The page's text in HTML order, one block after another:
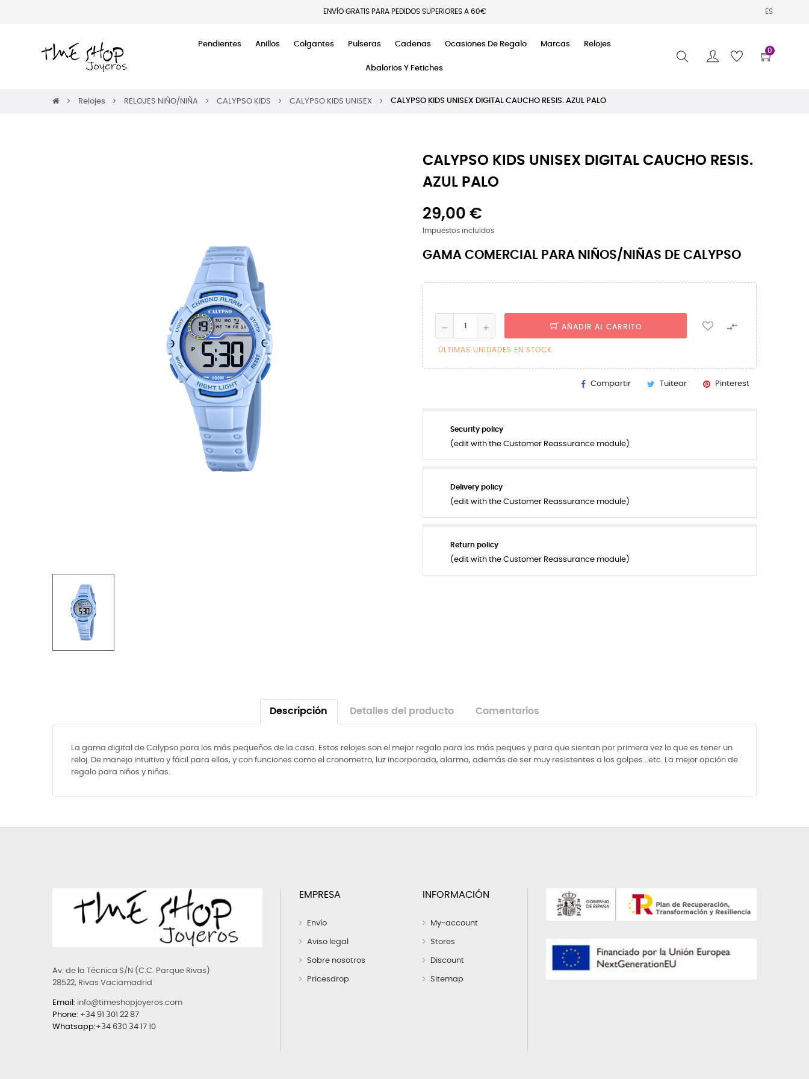
ENVÍO GRATIS PARA PEDIDOS SUPERIORES A 60€ ES
Pendientes Anillos Colgantes Pulseras Cadenas Ocasiones De Regalo Marcas Relojes
Abalorios Y Fetiches
0
Relojes RELOJES NIÑO/NIÑA CALYPSO KIDS CALYPSO KIDS UNISEX CALYPSO KIDS UNISEX DIGITAL CAUCHO RESIS. AZUL PALO
CALYPSO KIDS UNISEX DIGITAL CAUCHO RESIS.
AZUL PALO
29,00 €
Impuestos incluidos
GAMA COMERCIAL PARA NIÑOS/NIÑAS DE CALYPSO
AÑADIR AL CARRITO 
ÚLTIMAS UNIDADES EN STOCK
Compartir Tuitear Pinterest
Security policy
(edit with the Customer Reassurance module)
Delivery policy
(edit with the Customer Reassurance module)
Return policy
(edit with the Customer Reassurance module)
Descripción Detalles del producto Comentarios
La gama digital de Calypso para los más pequeños de la casa. Estos relojes son el mejor regalo para los más peques y para que sientan por primera vez lo que es tener un
reloj. De manejo intuitivo y fácil para ellos, y con funciones como el cronometro, luz incorporada, alarma, además de ser muy resistentes a los golpes...etc. La mejor opción de
regalo para niños y niñas.
Av. de la Técnica S/N (C.C. Parque Rivas)
28522, Rivas Vaciamadrid
Email : info@timeshopjoyeros.com
Phone: +34 91 301 22 87
Whatsapp:+34 630 34 17 10
EMPRESA
Envío
Aviso legal
Sobre nosotros
Pricesdrop
INFORMACIÓN
My-account
Stores
Discount
Sitemap